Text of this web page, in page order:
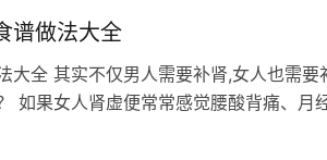
谱做法大全
大全 其实不仅男人需要补肾,女人也需要
如果女人肾虚便常常感觉腰酸背痛、月